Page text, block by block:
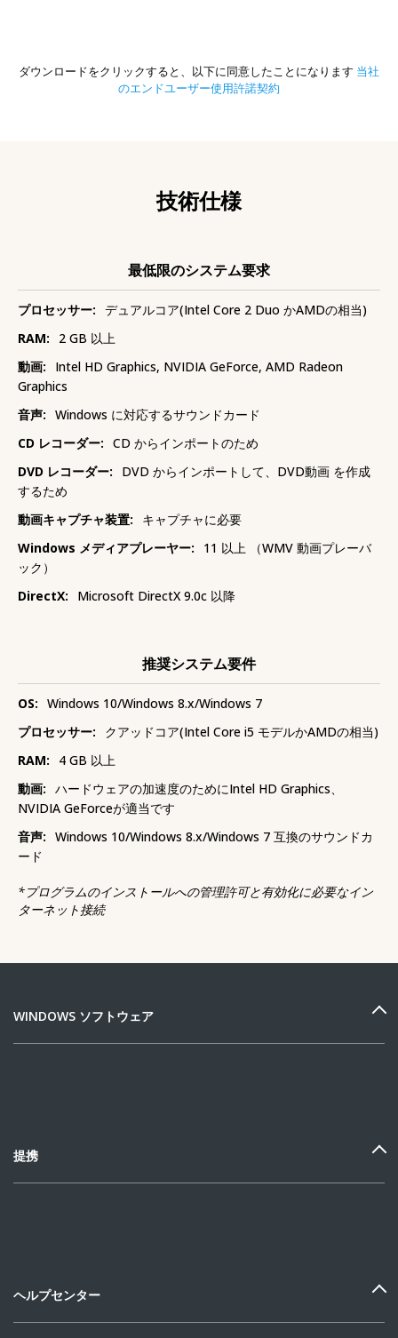
ダウンロードをクリックすると、以下に同意したことになります 当社
のエンドユーザー使用許諾契約
技術仕様
最低限のシステム要求
プロセッサー: デュアルコア(Intel Core 2 Duo かAMDの相当)
RAM:
2 GB 以上
動画:
Intel HD Graphics, NVIDIA GeForce, AMD Radeon
Graphics
音声: Windows に対応するサウンドカード
CD レコーダー: CD からインポートのため
DVD レコーダー:
DVD からインポートして、DVD動画 を作成
するため
動画キャプチャ装置:
キャプチャに必要
Windows メディアプレーヤー:
11 以上 （WMV 動画プレーバ
ック）
DirectX:
Microsoft DirectX 9.0c 以降
推奨システム要件
OS: Windows 10/Windows 8.x/Windows 7
プロセッサー:
クアッドコア(Intel Core i5 モデルかAMDの相当)
RAM:
4 GB 以上
動画: ハードウェアの加速度のためにIntel HD Graphics、
NVIDIA GeForceが適当です
音声: Windows 10/Windows 8.x/Windows 7 互換のサウンドカ
ード
*プログラムのインストールへの管理許可と有効化に必要なイン
ターネット接続
WINDOWS ソフトウェア
提携
ヘルプセンター